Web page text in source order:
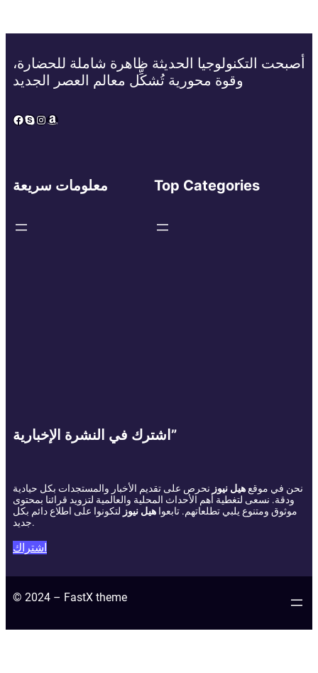
أصبحت التكنولوجيا الحديثة ظاهرة شاملة للحضارة،
وقوة محورية تُشكِّل معالم العصر الجديد
Facebook
Skype
Instagram
Amazon
معلومات سريعة Top Categories
اشترك في النشرة الإخبارية”
نحن في موقع هيل نيوز نحرص على تقديم الأخبار والمستجدات بكل حيادية
ودقة. نسعى لتغطية أهم الأحداث المحلية والعالمية لتزويد قرائنا بمحتوى
موثوق ومتنوع يلبي تطلعاتهم. تابعوا هيل نيوز لتكونوا على اطلاع دائم بكل
جديد.
اشتراك
© 2024 – FastX theme